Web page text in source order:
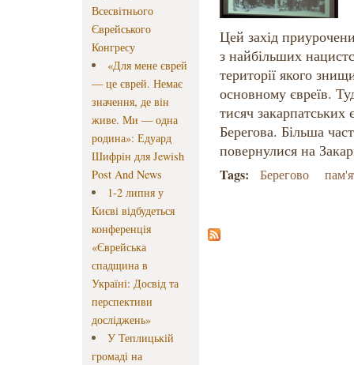
Всесвітнього
Єврейського
Конгресу
«Для мене єврей
— це єврей. Немає
значення, де він
живе. Ми — одна
родина»: Едуард
Шифрін для Jewish
Post And News
1-2 липня у
Києві відбудеться
конференція
«Єврейська
спадщина в
Україні: Досвід та
перспективи
досліджень»
У Теплицькій
громаді на
Цей захід
з найбільших
території якого
основному євреїв.
тисяч закарпатських
Берегова. Більша
повернулися на
Tags: Берегово